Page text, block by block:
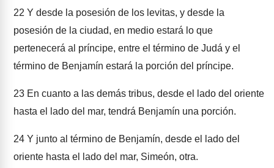
22 Y desde la posesión de los levitas, y desde la
posesión de la ciudad, en medio estará lo que
pertenecerá al príncipe, entre el término de Judá y el
término de Benjamín estará la porción del príncipe.
23 En cuanto a las demás tribus, desde el lado del oriente
hasta el lado del mar, tendrá Benjamín una porción.
24 Y junto al término de Benjamín, desde el lado del
oriente hasta el lado del mar, Simeón, otra.